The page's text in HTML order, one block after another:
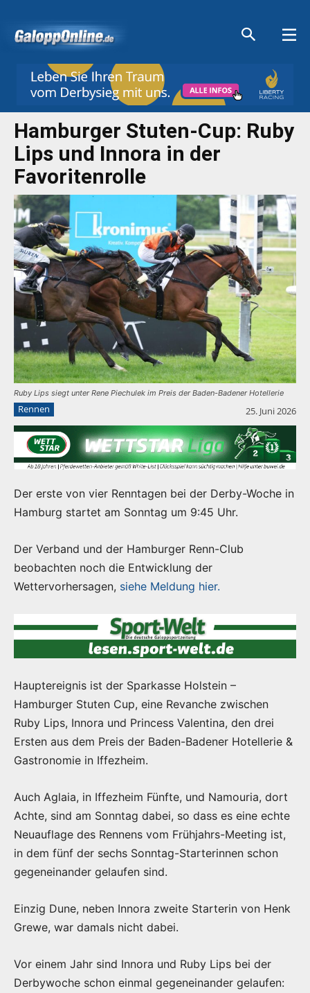
Hamburger Stuten-Cup: Ruby
Lips und Innora in der
Favoritenrolle
Ruby Lips siegt unter Rene Piechulek im Preis der Baden-Badener Hotellerie
Rennen 25. Juni 2026
Der erste von vier Renntagen bei der Derby-Woche in
Hamburg startet am Sonntag um 9:45 Uhr.
Der Verband und der Hamburger Renn-Club
beobachten noch die Entwicklung der
Wettervorhersagen, siehe Meldung hier.
Hauptereignis ist der Sparkasse Holstein –
Hamburger Stuten Cup, eine Revanche zwischen
Ruby Lips, Innora und Princess Valentina, den drei
Ersten aus dem Preis der Baden-Badener Hotellerie &
Gastronomie in Iffezheim.
Auch Aglaia, in Iffezheim Fünfte, und Namouria, dort
Achte, sind am Sonntag dabei, so dass es eine echte
Neuauflage des Rennens vom Frühjahrs-Meeting ist,
in dem fünf der sechs Sonntag-Starterinnen schon
gegeneinander gelaufen sind.
Einzig Dune, neben Innora zweite Starterin von Henk
Grewe, war damals nicht dabei.
Vor einem Jahr sind Innora und Ruby Lips bei der
Derbywoche schon einmal gegeneinander gelaufen: